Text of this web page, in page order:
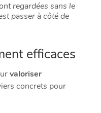
regardées sans le
passer à côté de
efficaces
valoriser
concrets pour